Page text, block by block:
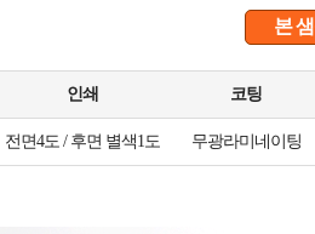
본
인쇄 코팅
전면4도 / 후면 별색1도 무광라미네이팅